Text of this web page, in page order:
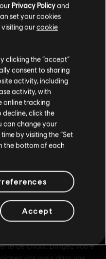
achat, veuillez vous
Store local.
actuel
localisation
Privacy Policyand
set your cookies
ourcookie
clicking the “accept”
consent to sharing
activity, including
activity, with
online tracking
decline, click the
can change your
by visiting the “Set
the bottom of each
Accept